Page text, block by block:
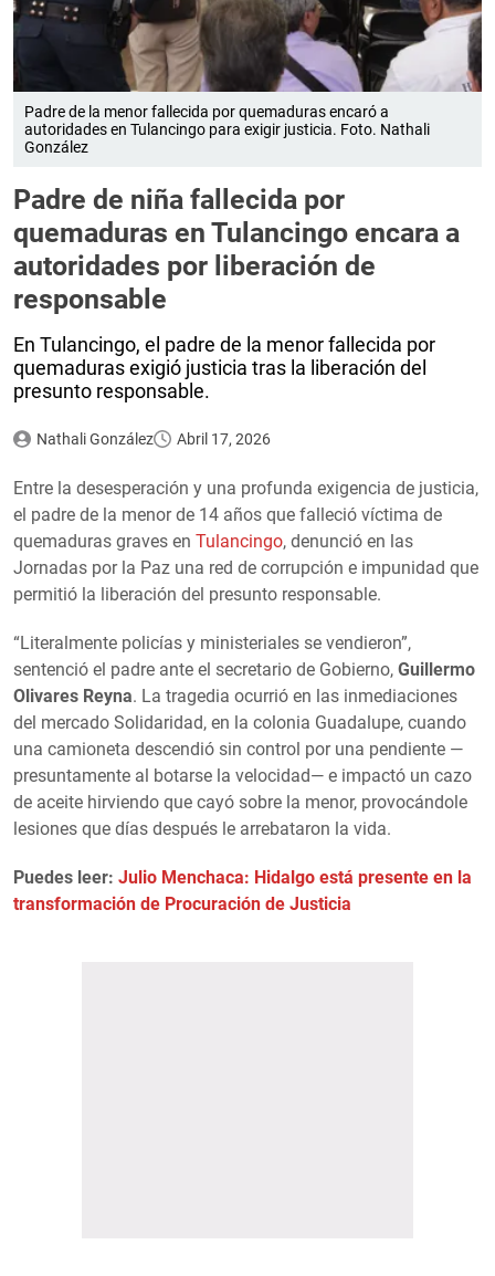
Padre de la menor fallecida por quemaduras encaró a
autoridades en Tulancingo para exigir justicia. Foto. Nathali
González
Padre de niña fallecida por
quemaduras en Tulancingo encara a
autoridades por liberación de
responsable
En Tulancingo, el padre de la menor fallecida por
quemaduras exigió justicia tras la liberación del
presunto responsable.
Nathali González Abril 17, 2026
Entre la desesperación y una profunda exigencia de justicia,
el padre de la menor de 14 años que falleció víctima de
quemaduras graves en Tulancingo, denunció en las
Jornadas por la Paz una red de corrupción e impunidad que
permitió la liberación del presunto responsable.
“Literalmente policías y ministeriales se vendieron”,
sentenció el padre ante el secretario de Gobierno, Guillermo
Olivares Reyna. La tragedia ocurrió en las inmediaciones
del mercado Solidaridad, en la colonia Guadalupe, cuando
una camioneta descendió sin control por una pendiente —
presuntamente al botarse la velocidad— e impactó un cazo
de aceite hirviendo que cayó sobre la menor, provocándole
lesiones que días después le arrebataron la vida.
Puedes leer: Julio Menchaca: Hidalgo está presente en la
transformación de Procuración de Justicia